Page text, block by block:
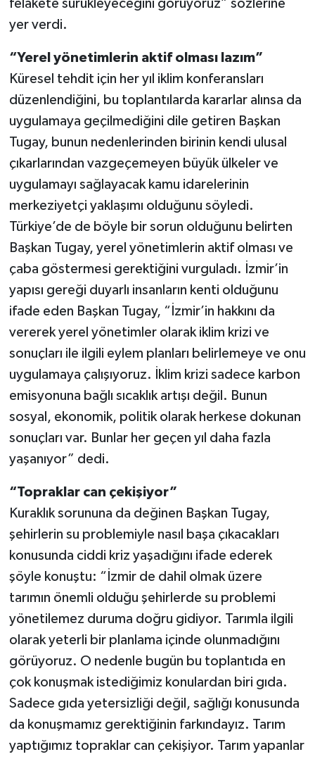
felakete sürükleyeceğini görüyoruz” sözlerine
yer verdi.
“Yerel yönetimlerin aktif olması lazım”
Küresel tehdit için her yıl iklim konferansları
düzenlendiğini, bu toplantılarda kararlar alınsa da
uygulamaya geçilmediğini dile getiren Başkan
Tugay, bunun nedenlerinden birinin kendi ulusal
çıkarlarından vazgeçemeyen büyük ülkeler ve
uygulamayı sağlayacak kamu idarelerinin
merkeziyetçi yaklaşımı olduğunu söyledi.
Türkiye’de de böyle bir sorun olduğunu belirten
Başkan Tugay, yerel yönetimlerin aktif olması ve
çaba göstermesi gerektiğini vurguladı. İzmir’in
yapısı gereği duyarlı insanların kenti olduğunu
ifade eden Başkan Tugay, “İzmir’in hakkını da
vererek yerel yönetimler olarak iklim krizi ve
sonuçları ile ilgili eylem planları belirlemeye ve onu
uygulamaya çalışıyoruz. İklim krizi sadece karbon
emisyonuna bağlı sıcaklık artışı değil. Bunun
sosyal, ekonomik, politik olarak herkese dokunan
sonuçları var. Bunlar her geçen yıl daha fazla
yaşanıyor” dedi.
“Topraklar can çekişiyor”
Kuraklık sorununa da değinen Başkan Tugay,
şehirlerin su problemiyle nasıl başa çıkacakları
konusunda ciddi kriz yaşadığını ifade ederek
şöyle konuştu: “İzmir de dahil olmak üzere
tarımın önemli olduğu şehirlerde su problemi
yönetilemez duruma doğru gidiyor. Tarımla ilgili
olarak yeterli bir planlama içinde olunmadığını
görüyoruz. O nedenle bugün bu toplantıda en
çok konuşmak istediğimiz konulardan biri gıda.
Sadece gıda yetersizliği değil, sağlığı konusunda
da konuşmamız gerektiğinin farkındayız. Tarım
yaptığımız topraklar can çekişiyor. Tarım yapanlar